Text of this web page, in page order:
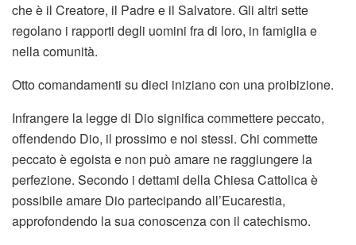
che è il Creatore, il Padre e il Salvatore. Gli altri sette
regolano i rapporti degli uomini fra di loro, in famiglia e
nella comunità.
Otto comandamenti su dieci iniziano con una proibizione.
Infrangere la legge di Dio significa commettere peccato,
offendendo Dio, il prossimo e noi stessi. Chi commette
peccato è egoista e non può amare ne raggiungere la
perfezione. Secondo i dettami della Chiesa Cattolica è
possibile amare Dio partecipando all’Eucarestia,
approfondendo la sua conoscenza con il catechismo.